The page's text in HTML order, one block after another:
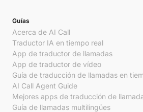
Guías
Acerca de AI Call
Traductor IA en tiempo real
App de traductor de llamadas
App de traductor de vídeo
Guía de traducción de llamadas en
AI Call Agent Guide
Mejores apps de traducción de
Guía de llamadas multilingües